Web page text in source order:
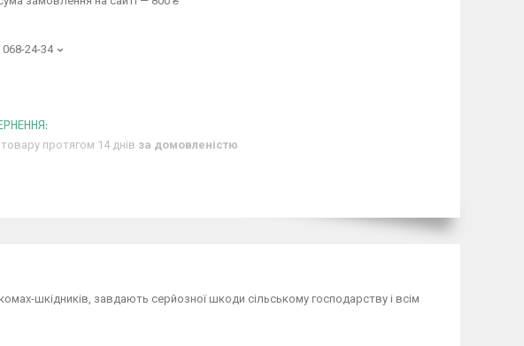
24-34
протягом 14 днів за домовленістю
шкідників, завдають серйозної шкоди сільському господарству і всім